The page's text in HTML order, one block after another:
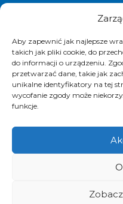
Aby zapewnić jak najlepsze
takich jak pliki cookie, do
do informacji o urządzeniu.
przetwarzać dane, takie jak
unikalne identyfikatory na tej
wycofanie zgody może
funkcje.
Oferta usług
czyszczenie
czyszczenie
czyszczenie
czyszczenie
czyszczenia